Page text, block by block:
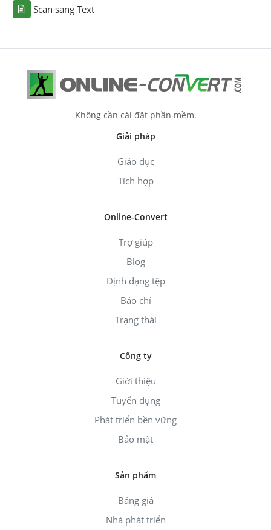
Scan sang Text
Không cần cài đặt phần mềm.
Giải pháp
Giáo dục
Tích hợp
Online-Convert
Trợ giúp
Blog
Định dạng tệp
Báo chí
Trạng thái
Công ty
Giới thiệu
Tuyển dụng
Phát triển bền vững
Bảo mật
Sản phẩm
Bảng giá
Nhà phát triển